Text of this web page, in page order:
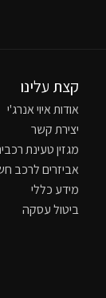
קצת עלינו
אודות איוי אנרג'י
יצירת קשר
מגזין טעינת
אביזרים לרכב
מידע כללי
ביטול עסקה